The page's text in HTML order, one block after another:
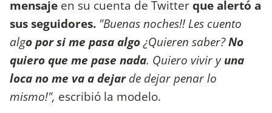
mensaje en su cuenta de Twitterque alertó a
sus seguidores. "Buenas noches!! Les cuento
algo por si me pasa algo¿Quieren saber?No
quiero que me pase nada. Quiero vivir yuna
loca no me va a dejarde dejar penar lo
mismo!", escribió la modelo.